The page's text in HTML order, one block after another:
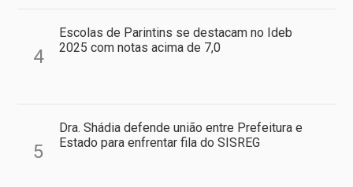
4
Escolas de Parintins se destacam no Ideb
2025 com notas acima de 7,0
5
Dra. Shádia defende união entre Prefeitura e
Estado para enfrentar fila do SISREG